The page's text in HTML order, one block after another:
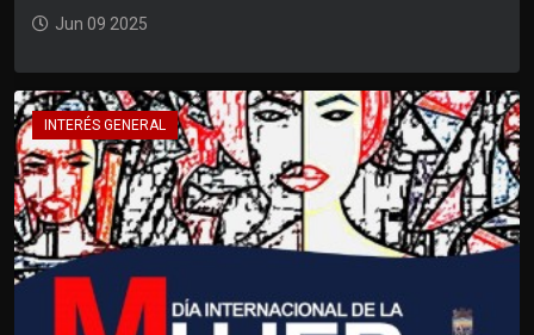
Jun 09 2025
INTERÉS GENERAL